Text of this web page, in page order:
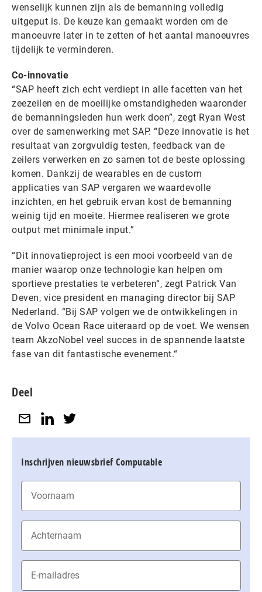
wenselijk kunnen zijn als de bemanning volledig
uitgeput is. De keuze kan gemaakt worden om de
manoeuvre later in te zetten of het aantal manoeuvres
tijdelijk te verminderen.
Co-innovatie
“SAP heeft zich echt verdiept in alle facetten van het
zeezeilen en de moeilijke omstandigheden waaronder
de bemanningsleden hun werk doen”, zegt Ryan West
over de samenwerking met SAP. “Deze innovatie is het
resultaat van zorgvuldig testen, feedback van de
zeilers verwerken en zo samen tot de beste oplossing
komen. Dankzij de wearables en de custom
applicaties van SAP vergaren we waardevolle
inzichten, en het gebruik ervan kost de bemanning
weinig tijd en moeite. Hiermee realiseren we grote
output met minimale input.”
“Dit innovatieproject is een mooi voorbeeld van de
manier waarop onze technologie kan helpen om
sportieve prestaties te verbeteren“, zegt Patrick Van
Deven, vice president en managing director bij SAP
Nederland. “Bij SAP volgen we de ontwikkelingen in
de Volvo Ocean Race uiteraard op de voet. We wensen
team AkzoNobel veel succes in de spannende laatste
fase van dit fantastische evenement.“
Deel
Inschrijven nieuwsbrief Computable